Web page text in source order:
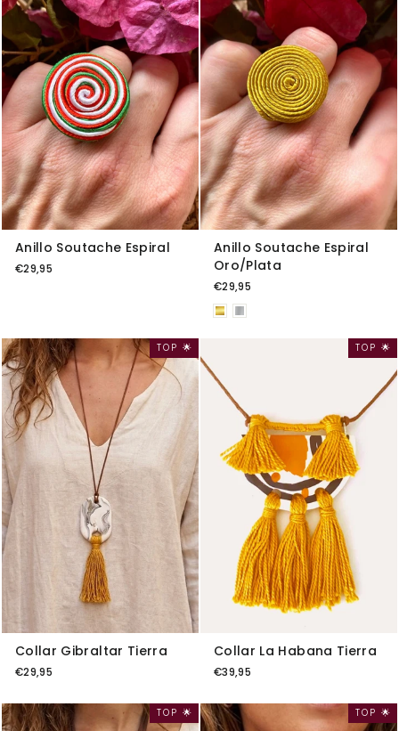
Anillo Soutache Espiral
€29,95
Anillo Soutache Espiral
Oro/Plata
€29,95
TOP 🌟
Collar Gibraltar Tierra
€29,95
TOP 🌟
Collar La Habana Tierra
€39,95
TOP 🌟 TOP 🌟